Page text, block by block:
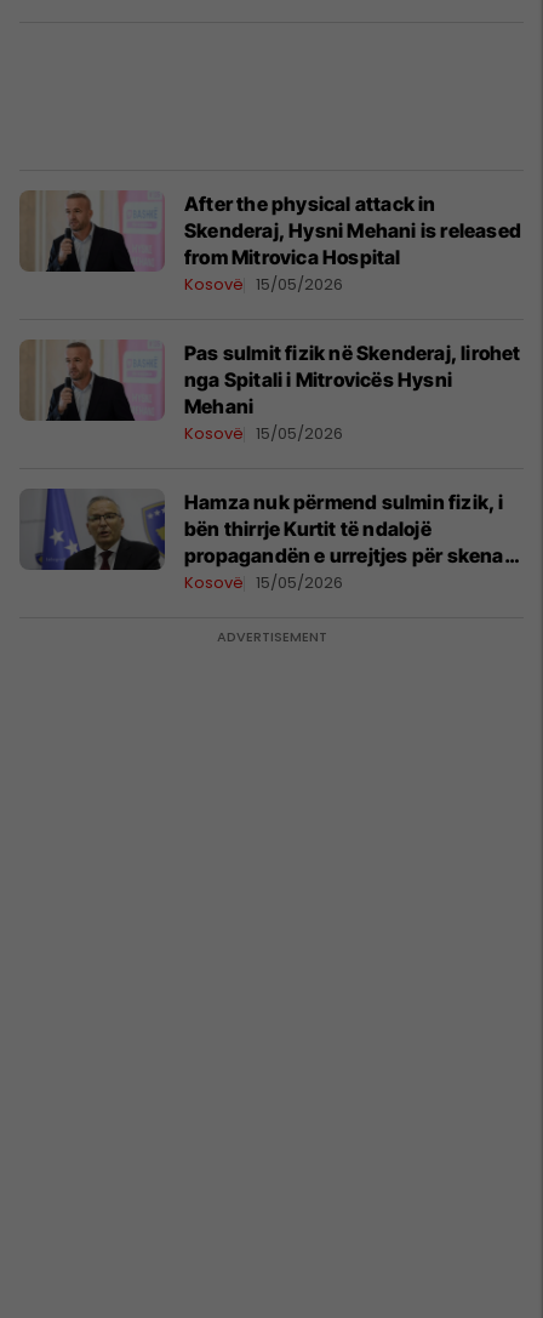
After the physical attack in
Skenderaj, Hysni Mehani is released
from Mitrovica Hospital
Kosovë 15/05/2026
Pas sulmit fizik në Skenderaj, lirohet
nga Spitali i Mitrovicës Hysni
Mehani
Kosovë 15/05/2026
Hamza nuk përmend sulmin fizik, i
bën thirrje Kurtit të ndalojë
propagandën e urrejtjes për skenarë
partiakë
Kosovë 15/05/2026